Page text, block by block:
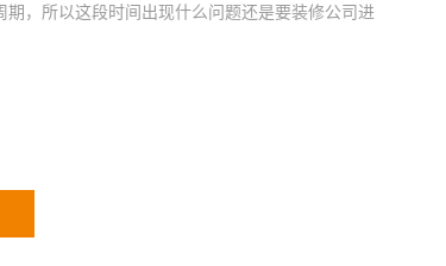
，所以这段时间出现什么问题还是要装修公司进